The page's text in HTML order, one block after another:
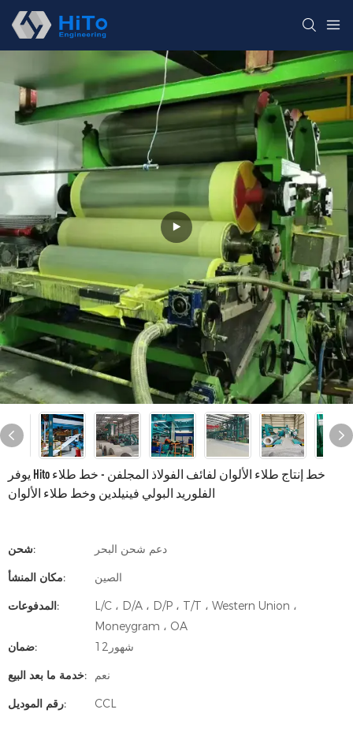
يوفر Hito خط إنتاج طلاء الألوان لفائف الفولاذ المجلفن - خط طلاء
الفلوريد البولي فينيلدين وخط طلاء الألوان
شحن:
دعم شحن البحر
مكان المنشأ:
الصين
المدفوعات:
L/C ، D/A ، D/P ، T/T ، Western Union ،
Moneygram ، OA
ضمان:
شهور12
خدمة ما بعد البيع:
نعم
رقم الموديل:
CCL